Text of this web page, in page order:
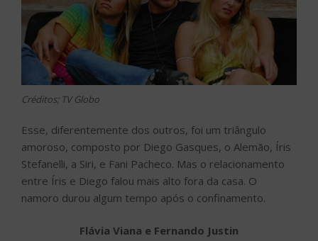
Créditos; TV Globo
Esse, diferentemente dos outros, foi um triângulo
amoroso, composto por Diego Gasques, o Alemão, Íris
Stefanelli, a Siri, e Fani Pacheco. Mas o relacionamento
entre Íris e Diego falou mais alto fora da casa. O
namoro durou algum tempo após o confinamento.
Flávia Viana e Fernando Justin